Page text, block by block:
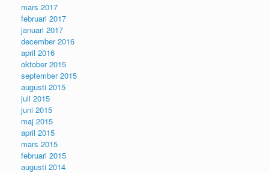
mars 2017
februari 2017
januari 2017
december 2016
april 2016
oktober 2015
september 2015
augusti 2015
juli 2015
juni 2015
maj 2015
april 2015
mars 2015
februari 2015
augusti 2014